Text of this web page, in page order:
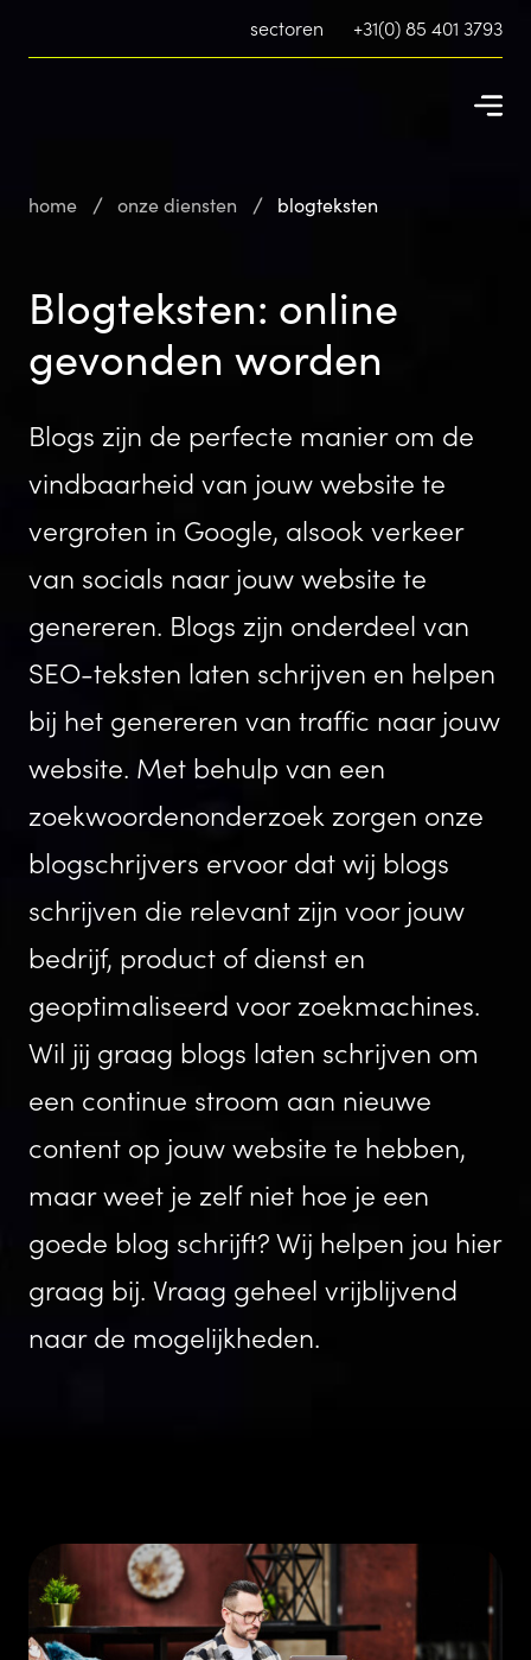
sectoren +31(0) 85 401 3793
home onze diensten blogteksten
Blogteksten: online
gevonden worden
Blogs zijn de perfecte manier om de
vindbaarheid van jouw website te
vergroten in Google, alsook verkeer
van socials naar jouw website te
genereren. Blogs zijn onderdeel van
SEO-teksten laten schrijven en helpen
bij het genereren van traffic naar jouw
website. Met behulp van een
zoekwoordenonderzoek zorgen onze
blogschrijvers ervoor dat wij blogs
schrijven die relevant zijn voor jouw
bedrijf, product of dienst en
geoptimaliseerd voor zoekmachines.
Wil jij graag blogs laten schrijven om
een continue stroom aan nieuwe
content op jouw website te hebben,
maar weet je zelf niet hoe je een
goede blog schrijft? Wij helpen jou hier
graag bij. Vraag geheel vrijblijvend
naar de mogelijkheden.